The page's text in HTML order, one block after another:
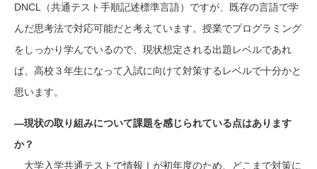
DNCL（共通テスト手順記述標準言語）ですが、既存の言語で学
んだ思考法で対応可能だと考えています。授業でプログラミング
をしっかり学んでいるので、現状想定される出題レベルであれ
ば、高校３年生になって入試に向けて対策するレベルで十分かと
思います。
―現状の取り組みについて課題を感じられている点はあります
か？
大学入学共通テストで情報Ⅰが初年度のため、どこまで対策に